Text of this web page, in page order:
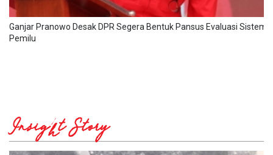
Ganjar Pranowo Desak DPR Segera Bentuk Pansus Evaluasi Sistem
Pemilu
Insight Story